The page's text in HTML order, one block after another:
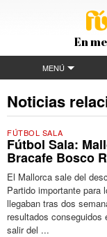
En
MENÚ
Noticias
FÚTBOL SALA
Fútbol Sala:
Bracafe Bosco
El Mallorca sale del
Partido importante para
llegaban tras dos
resultados
salir del ...